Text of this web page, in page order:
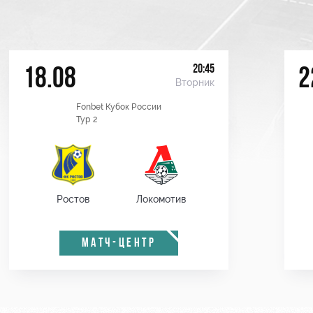
18.08 20:45
Вторник
Fonbet Кубок России
Тур 2
Ростов Локомотив
МАТЧ-ЦЕНТР